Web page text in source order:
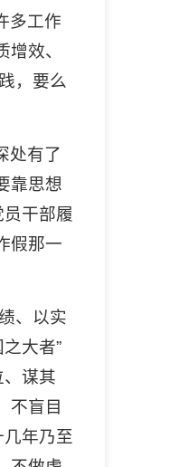
多工作
效、
，要么
处有了
靠思想
干部履
假那一
、以实
大者”
谋其
不盲目
年乃至